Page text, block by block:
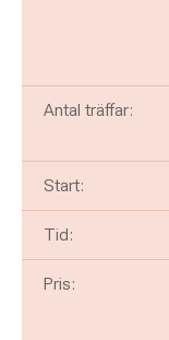
Antal träffar:
Start:
Tid:
Pris: